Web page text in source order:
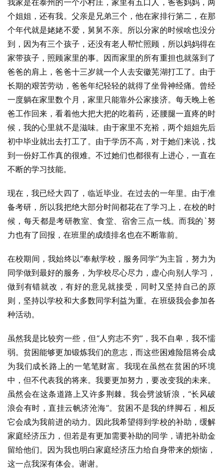
我家是在泰州的一个小村庄，家里有五口人，爸爸妈妈，两
个姐姐，还有我。父亲是兄弟三个，他在家排行第二，在那
个年代就是姥姥不爱，舅舅不亲。所以分家的时候啥也没分
到，因为有三个孩子，还没有老人帮忙照顾，所以妈妈得在
家带孩子，照顾家里的事。因而家里的所有重担也就落到了
爸爸的肩上，爸爸十三岁就一个人去安徽芜湖打工了。由于
长期的艰苦劳动，爸爸年纪轻轻的就得了坐骨神经痛。曾经
一度躺在家里数个月，家里只能靠外公家接济。每天晚上爸
爸工作回来，看着他大把大把的吃着药，还腰腿一直疼的时
候，我的心里就不是滋味。由于家里不充裕，两个姐姐先后
初中毕业就出去打工了。由于学历不高，对于她们来说，找
到一份好工作真的很难。不过她们也都很有上进心，一直在
不断的学习技能。
现在，我已经大四了，临近毕业。在过去的一年里。由于准
备考研，所以我把绝大部分时间都花在了学习上，在校的时
候，每天都是考研教室、食堂、宿舍三点一线。而我的`努
力也有了回报，在班里的成绩排名也在不断靠前。
在校期间，我始终以“奉献学校，服务同学”为主旨，努力为
同学做到最好的服务，为学校尽心尽力，虚心向别人学习，
做到有错就改，有好的意见就接受，同时又坚持自己的原
则，坚持以学校和大多数同学利益为重。在班级我会参加各
种活动。
虽然我是比较穷一些，但“人穷志不穷”，我不自卑，我不懦
弱。贫困能够更加锻炼我们的意志，而这些困难险阻将会成
为我们成长路上的一笔笔财富。我现在虽然在贫困的环境
中，但不代表我的将来。我要更加努力，要改变我的未来。
虽然会在这条道路上又许多荆棘。我会劈波斩浪，“长风破
浪会有时，直挂云帆济沧海”。贫困不是我的绊脚石，相反
它会成为我前进的动力。因此我希望得到学校的补助，缓解
家庭经济压力，但若是有更加需要补助的同学，请把补助金
留给他们。因为我也明白家庭经济压力给自身带来的烦恼，
这一点我深有体会。谢谢。